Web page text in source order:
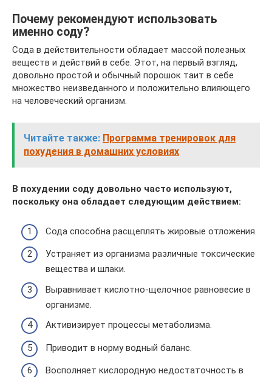
Почему рекомендуют использовать
именно соду?
Сода в действительности обладает массой полезных
веществ и действий в себе. Этот, на первый взгляд,
довольно простой и обычный порошок таит в себе
множество неизведанного и положительно влияющего
на человеческий организм.
Читайте также: Программа тренировок для
похудения в домашних условиях
В похудении соду довольно часто используют,
поскольку она обладает следующим действием:
Сода способна расщеплять жировые отложения.
Устраняет из организма различные токсические
вещества и шлаки.
Выравнивает кислотно-щелочное равновесие в
организме.
Активизирует процессы метаболизма.
Приводит в норму водный баланс.
Восполняет кислородную недостаточность в